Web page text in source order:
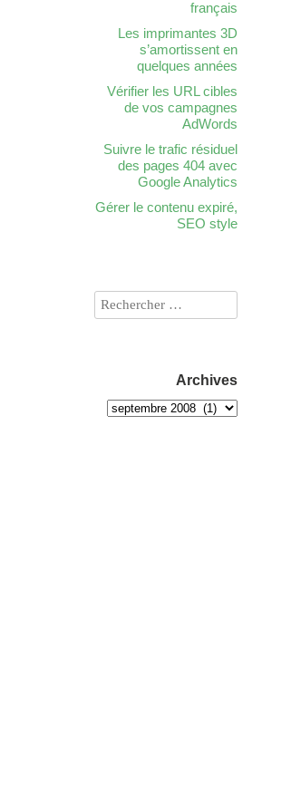
français
Les imprimantes 3D
s’amortissent en
quelques années
Vérifier les URL cibles
de vos campagnes
AdWords
Suivre le trafic résiduel
des pages 404 avec
Google Analytics
Gérer le contenu expiré,
SEO style
Archives